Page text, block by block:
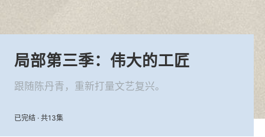
局部第三季：伟大的工匠
跟随陈丹青，重新打量文艺复兴。
已完结 · 共13集